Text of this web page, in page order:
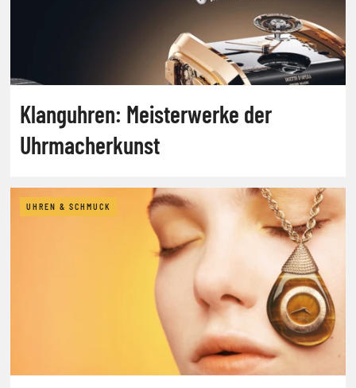
Klanguhren: Meisterwerke der
Uhrmacherkunst
UHREN & SCHMUCK